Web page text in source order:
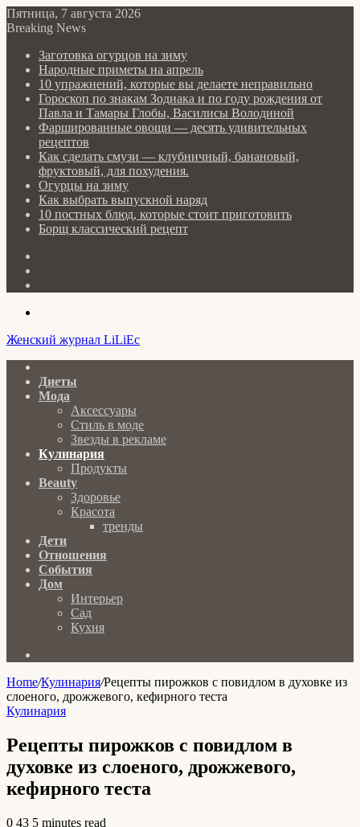
Пятница, 7 августа 2026
Breaking News
Заготовка огурцов на зиму
Народные приметы на апрель
10 упражнений, которые вы делаете неправильно
Гороскоп по знакам Зодиака и по году рождения от
Павла и Тамары Глобы, Василисы Володиной
Фаршированные овощи — десять удивительных
рецептов
Как сделать cмузи — клубничный, банановый,
фруктовый, для похудения.
Огурцы на зиму
Как выбрать выпускной наряд
10 постных блюд, которые стоит приготовить
Борщ классический рецепт
Женский журнал LiLiEc
Диеты
Мода
Аксессуары
Стиль в моде
Звезды в рекламе
Кулинария
Продукты
Beauty
Здоровье
Красота
тренды
Дети
Отношения
События
Дом
Интерьер
Сад
Кухня
Home/Кулинария/Рецепты пирожков с повидлом в духовке из
слоеного, дрожжевого, кефирного теста
Кулинария
Рецепты пирожков с повидлом в
духовке из слоеного, дрожжевого,
кефирного теста
0 43 5 minutes read